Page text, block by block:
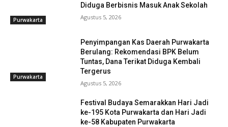
Purwakarta
Diduga Berbisnis Masuk Anak Sekolah
Agustus 5, 2026
Purwakarta
Penyimpangan Kas Daerah Purwakarta
Berulang: Rekomendasi BPK Belum
Tuntas, Dana Terikat Diduga Kembali
Tergerus
Agustus 5, 2026
Festival Budaya Semarakkan Hari Jadi
ke-195 Kota Purwakarta dan Hari Jadi
ke-58 Kabupaten Purwakarta